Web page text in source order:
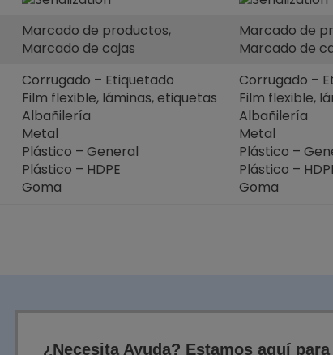
Marcado de productos,
Marcado de cajas
Marcado de
Marcado de
Corrugado – Etiquetado
Film flexible, láminas, etiquetas
Albañilería
Metal
Plástico – General
Plástico – HDPE
Goma
Corrugado –
Film flexible,
Albañilería
Metal
Plástico –
Plástico –
Goma
¿Necesita Ayuda? Estamos aquí para